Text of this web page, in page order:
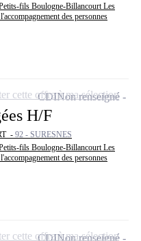
fils Boulogne-Billancourt Les
des personnes
H/F
- 92 - SURESNES
fils Boulogne-Billancourt Les
des personnes
CDINon renseigné
cette offre à ma sélection
CDINon renseigné
cette offre à ma sélection